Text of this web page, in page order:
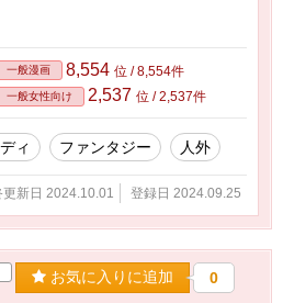
一般漫画 8,554 位 / 8,554件
一般女性向け 2,537 位 / 2,537件
ィ ファンタジー 人外
更新日 2024.10.01 登録日 2024.09.25
お気に入りに追加 0